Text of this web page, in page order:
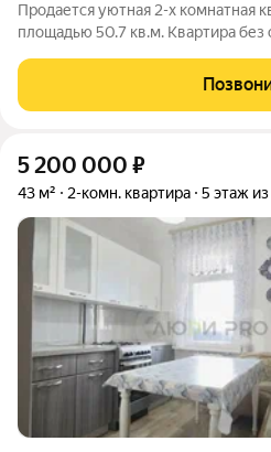
Продается уютная 2-х комнатная
площадью 50.7 кв.м. Квартира
детский сад, школа, магазины,
транспортная развязка.
5 200 000 ₽
43 м² 2-комн. квартира 5 этаж из